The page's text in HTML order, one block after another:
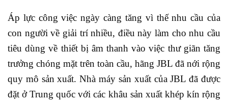
Áp lực công việc ngày càng tăng vì thế nhu cầu của
con người về giải trí nhiều, điều này làm cho nhu cầu
tiêu dùng về thiết bị âm thanh vào việc thư giãn tăng
trưởng chóng mặt trên toàn cầu, hãng JBL đã nới rộng
quy mô sản xuất. Nhà máy sản xuất của JBL đã được
đặt ở Trung quốc với các khâu sản xuất khép kín rộng